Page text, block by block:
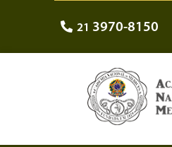
21 3970-8150